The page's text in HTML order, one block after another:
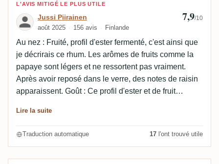
Avis de Jussi Piirainen
L'AVIS MITIGÉ LE PLUS UTILE
Jussi Piirainen
août 2025 156 avis Finlande
7,9/10
Au nez : Fruité, profil d'ester fermenté, c'est ainsi que
je décrirais ce rhum. Les arômes de fruits comme la
papaye sont légers et ne ressortent pas vraiment.
Après avoir reposé dans le verre, des notes de raisin
apparaissent. Goût : Ce profil d'ester et de fruit
papaye. Le profil est un peu salé. Légères notes de
intégré. Finale : Amère, chaude et alcoolisée au
Lire la suite
Traduction automatique 17 l'ont trouvé utile